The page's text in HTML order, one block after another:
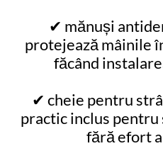
✔ mănuși
protejează mâinile
făcând
✔ cheie pentru
practic inclus
fără efort